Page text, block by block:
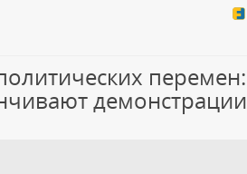
перемен:
демонстрации